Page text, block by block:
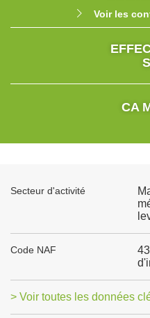
Voir les
CA
Secteur d'activité
Code NAF
> Voir toutes les données